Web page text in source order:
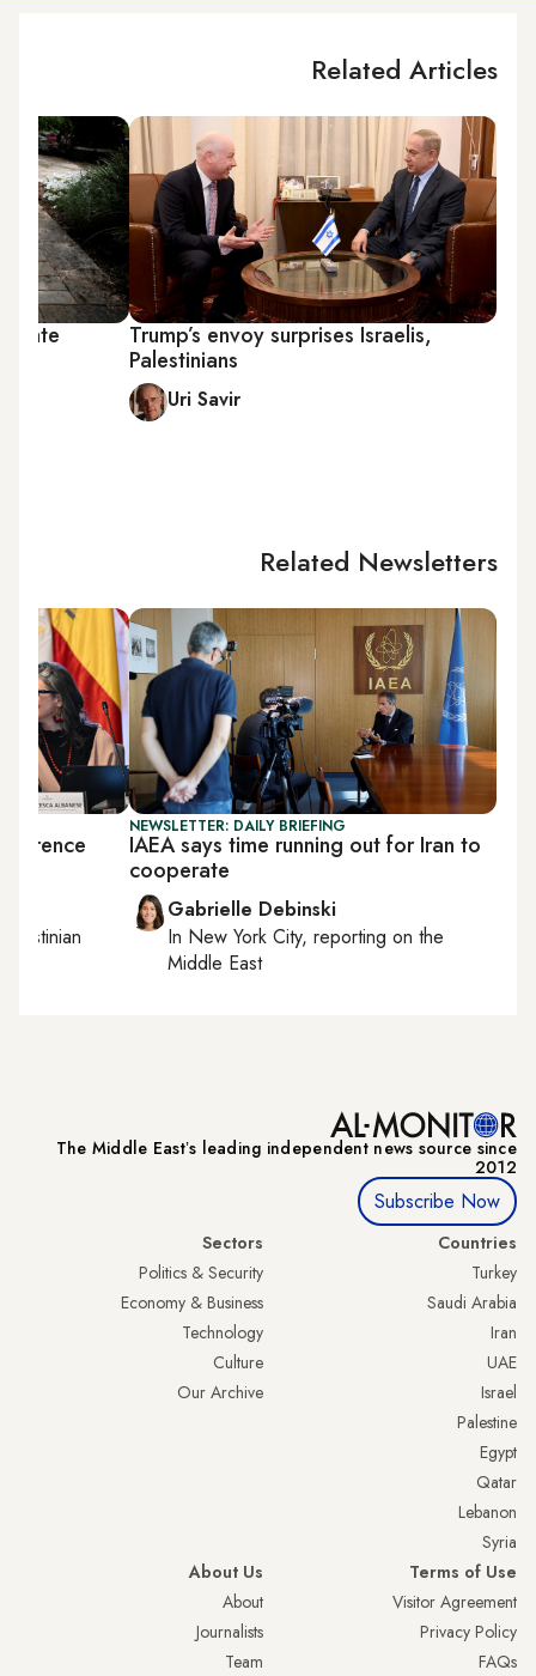
Related Articles
Trump’s envoy surprises Israelis,
Palestinians
Uri Savir
state
Related Newsletters
NEWSLETTER: DAILY BRIEFING
IAEA says time running out for Iran to
cooperate
Gabrielle Debinski
In New York City, reporting on the
Middle East
The Middle Eastʼs leading independent news source since
2012
Subscribe Now
Countries
Turkey
Saudi Arabia
Iran
UAE
Israel
Palestine
Egypt
Qatar
Lebanon
Syria
Sectors
Politics & Security
Economy & Business
Technology
Culture
Our Archive
Terms of Use
Visitor Agreement
Privacy Policy
FAQs
About Us
About
Journalists
Team